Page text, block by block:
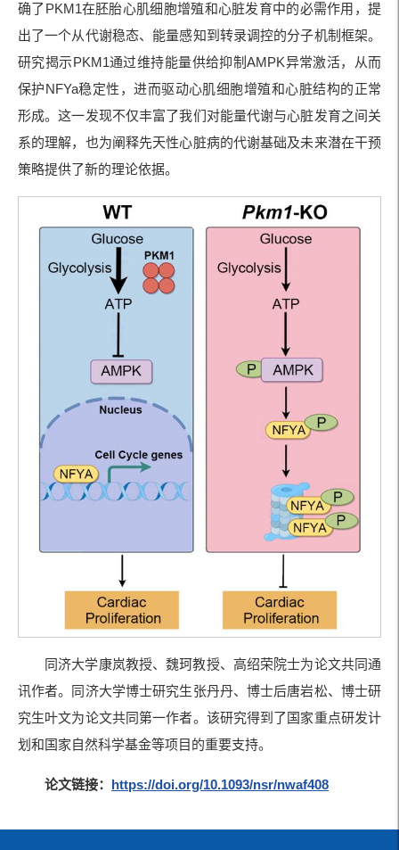
确了PKM1在胚胎心肌细胞增殖和心脏发育中的必需作用，提
出了一个从代谢稳态、能量感知到转录调控的分子机制框架。
研究揭示PKM1通过维持能量供给抑制AMPK异常激活，从而
保护NFYa稳定性，进而驱动心肌细胞增殖和心脏结构的正常
形成。这一发现不仅丰富了我们对能量代谢与心脏发育之间关
系的理解，也为阐释先天性心脏病的代谢基础及未来潜在干预
策略提供了新的理论依据。
同济大学康岚教授、魏珂教授、高绍荣院士为论文共同通
讯作者。同济大学博士研究生张丹丹、博士后唐岩松、博士研
究生叶文为论文共同第一作者。该研究得到了国家重点研发计
划和国家自然科学基金等项目的重要支持。
论文链接： https://doi.org/10.1093/nsr/nwaf408